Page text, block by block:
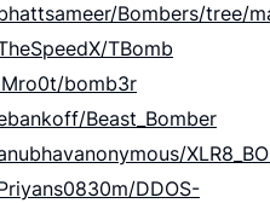
Bombers/tree/
TBomb
bomb3r
Beast_Bomber
DDOS-